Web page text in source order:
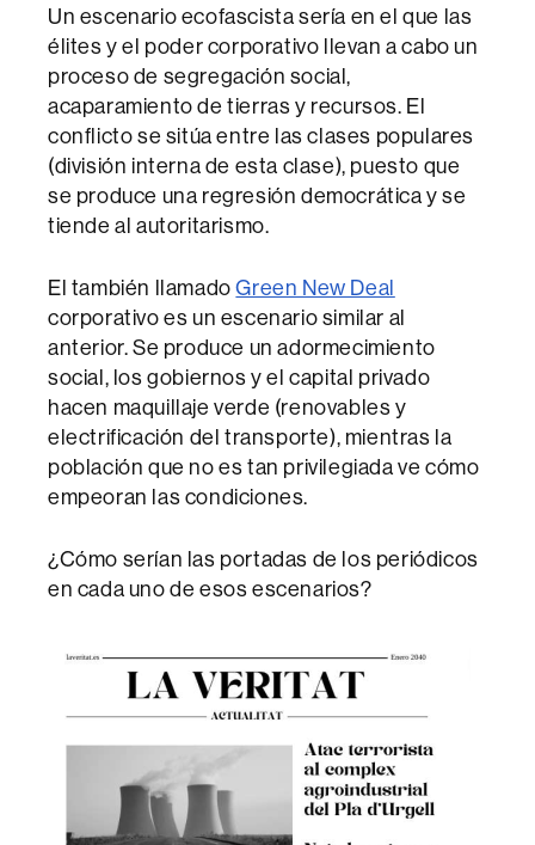
Un escenario ecofascista sería en el que las
élites y el poder corporativo llevan a cabo un
proceso de segregación social,
acaparamiento de tierras y recursos. El
conflicto se sitúa entre las clases populares
(división interna de esta clase), puesto que
se produce una regresión democrática y se
tiende al autoritarismo.
El también llamadoGreen New Deal
corporativo es un escenario similar al
anterior. Se produce un adormecimiento
social, los gobiernos y el capital privado
hacen maquillaje verde (renovables y
electrificación del transporte), mientras la
población que no es tan privilegiada ve cómo
empeoran las condiciones.
¿Cómo serían las portadas de los periódicos
en cada uno de esos escenarios?